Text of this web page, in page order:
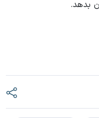
بدهد.